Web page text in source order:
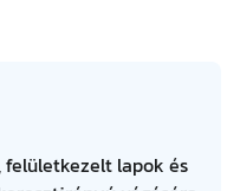
lapok és